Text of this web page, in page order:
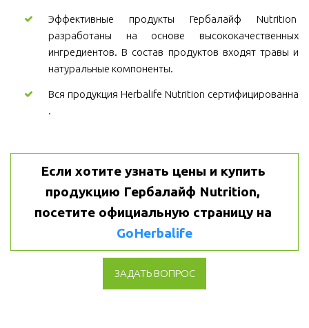
Эффективные продукты Гербалайф Nutrition
разработаны на основе высококачественных
ингредиентов. В состав продуктов входят травы и
натуральные компоненты.
Вся продукция Herbalife Nutrition сертифицированна
.
Если хотите узнать цены и купить
продукцию Гербалайф Nutrition,
GoHerbalife
ЗАДАТЬ ВОПРОС